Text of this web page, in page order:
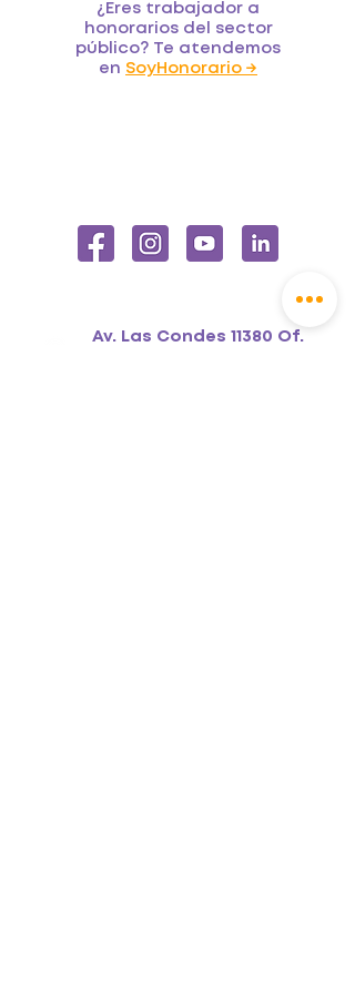
¿Eres trabajador a
honorarios del sector
público? Te atendemos
en SoyHonorario →
Av. Las Condes 11380 Of.